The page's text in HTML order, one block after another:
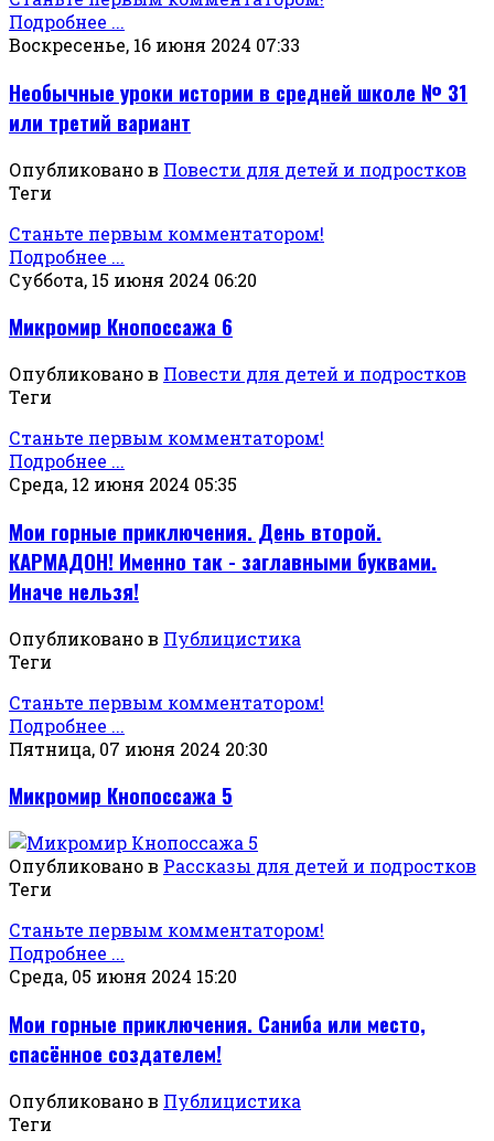
Подробнее ...
Воскресенье, 16 июня 2024 07:33
Необычные уроки истории в средней школе № 31
или третий вариант
Опубликовано в Повести для детей и подростков
Теги
Станьте первым комментатором!
Подробнее ...
Суббота, 15 июня 2024 06:20
Микромир Кнопоссажа 6
Опубликовано в Повести для детей и подростков
Теги
Станьте первым комментатором!
Подробнее ...
Среда, 12 июня 2024 05:35
Мои горные приключения. День второй.
КАРМАДОН! Именно так - заглавными буквами.
Иначе нельзя!
Опубликовано в Публицистика
Теги
Станьте первым комментатором!
Подробнее ...
Пятница, 07 июня 2024 20:30
Микромир Кнопоссажа 5
Опубликовано в Рассказы для детей и подростков
Теги
Станьте первым комментатором!
Подробнее ...
Среда, 05 июня 2024 15:20
Мои горные приключения. Саниба или место,
спасённое создателем!
Опубликовано в Публицистика
Теги